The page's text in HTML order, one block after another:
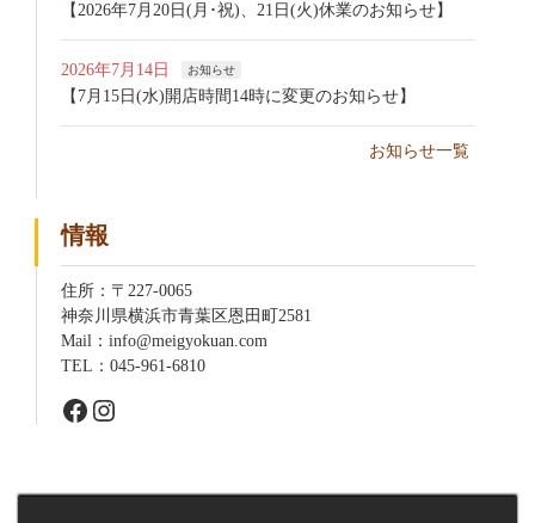
【2026年7月20日(月･祝)、21日(火)休業のお知らせ】
2026年7月14日 お知らせ
【7月15日(水)開店時間14時に変更のお知らせ】
お知らせ一覧
情報
住所：〒227-0065
神奈川県横浜市青葉区恩田町2581
Mail：info@meigyokuan.com
TEL：045-961-6810
Facebook Instagram